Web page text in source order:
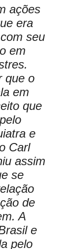
ações
era
seu
em
que o
em
que
e
Carl
assim
se
de
A
e
pelo